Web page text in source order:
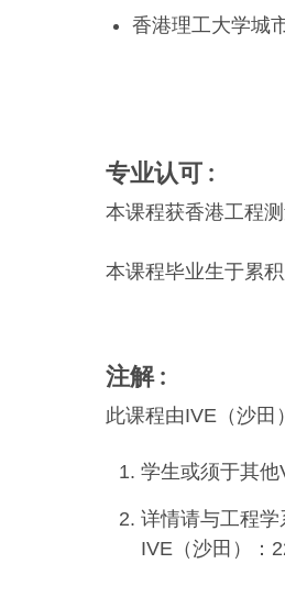
香港理工大学城
专业认可
本课程获香港工程
本课程毕业生于累
注解
此课程由IVE（沙田
学生或须于其他
详情请与工程学
IVE（沙田）：